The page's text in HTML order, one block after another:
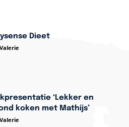
Dieet
Valerie
‘Lekker en
koken met Mathijs’
Valerie